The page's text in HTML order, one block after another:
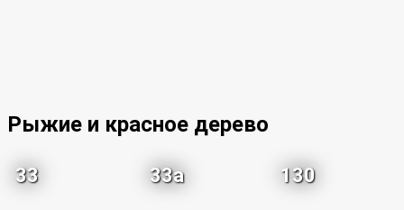
Рыжие и красное дерево
33 33a 130